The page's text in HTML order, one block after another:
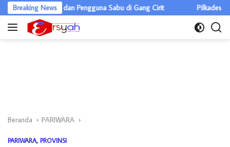
Langsung
ke
Breaking News
Ganja dan Pengguna Sabu di Gang Cirit Pilkades Pulau
Beranda PARIWARA
PARIWARA, PROVINSI